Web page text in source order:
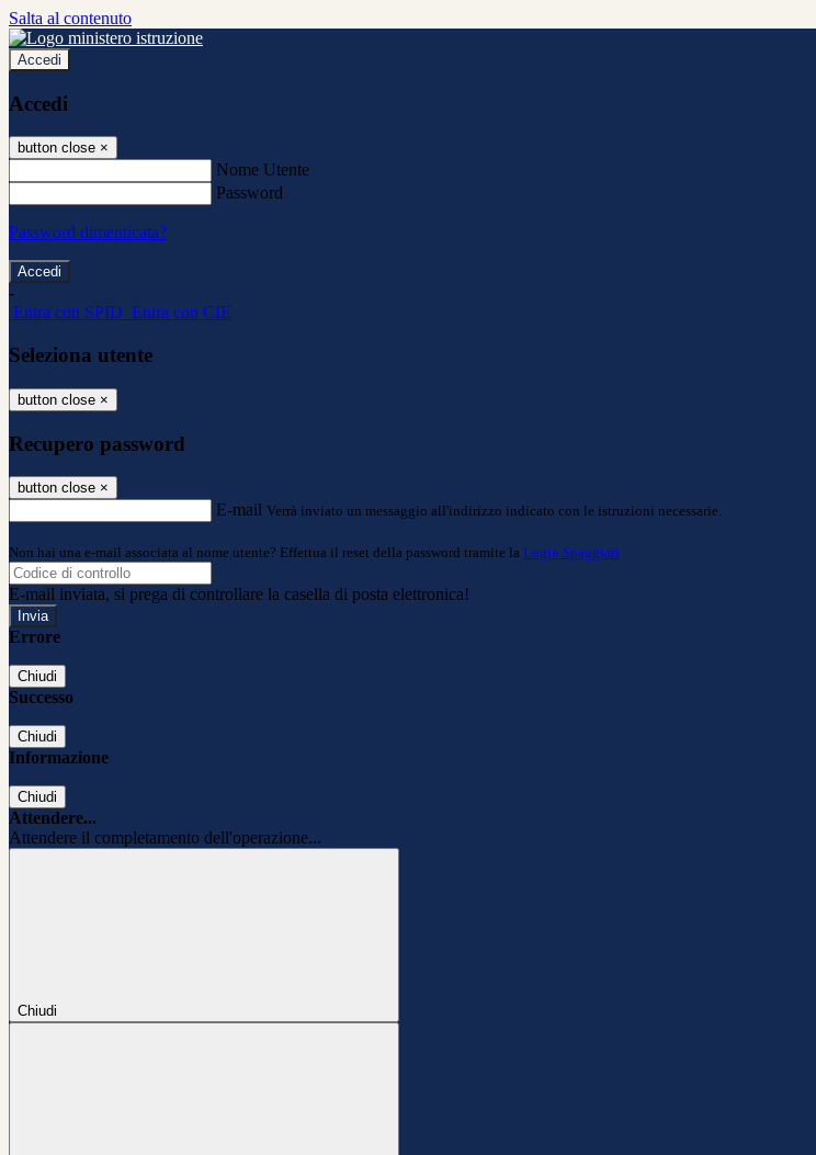
Salta al contenuto
Accedi
Accedi
button close ×
Nome Utente
Password
Password dimenticata?
-
Entra con SPID Entra con CIE
Seleziona utente
button close ×
Recupero password
button close ×
E-mail Verrà inviato un messaggio all'indirizzo indicato con le istruzioni necessarie.
Non hai una e-mail associata al nome utente? Effettua il reset della password tramite la Login Spaggiari
E-mail inviata, si prega di controllare la casella di posta elettronica!
Errore
Chiudi
Successo
Chiudi
Informazione
Chiudi
Attendere...
Attendere il completamento dell'operazione...
Chiudi